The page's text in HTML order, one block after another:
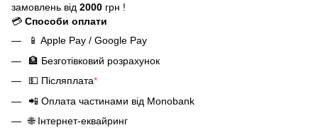
замовлень від 2000 грн !
💳 Способи оплати
📱 Apple Pay / Google Pay
🏦 Безготівковий розрахунок
💵 Післяплата*
📲 Оплата частинами від Monobank
🌐Інтернет-еквайринг